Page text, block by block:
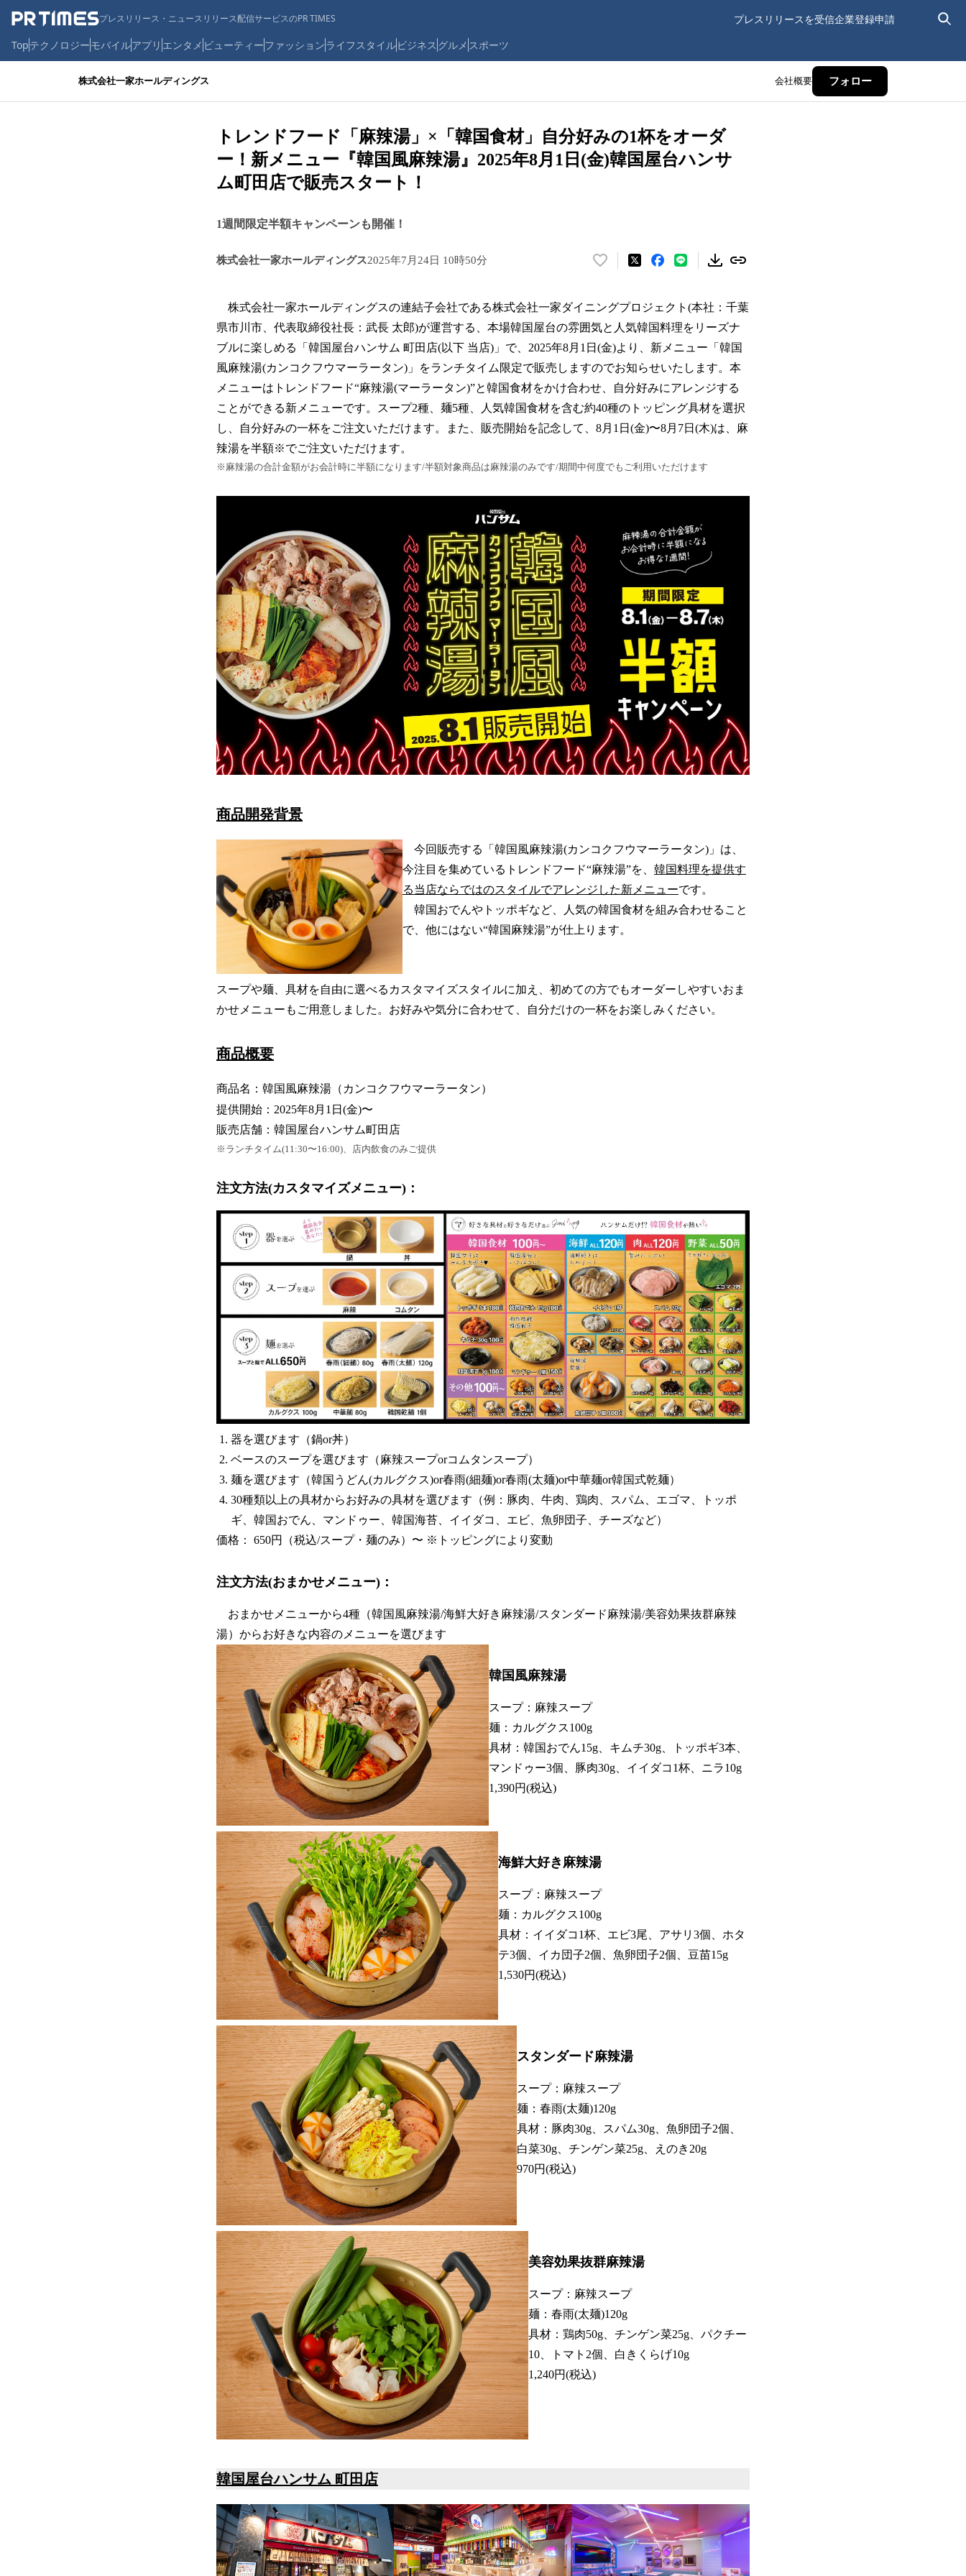
プレスリリース・ニュースリリース配信サービスのPR TIMES プレスリリースを受信企業登録申請
Topテクノロジーモバイルアプリ エンタメ ビューティーファッションライフスタイルビジネス グルメ スポーツ
株式会社一家ホールディングス 会社概要 フォロー
トレンドフード「麻辣湯」×「韓国食材」自分好みの1杯をオーダ
ー！新メニュー『韓国風麻辣湯』2025年8月1日(金)韓国屋台ハンサ
ム町田店で販売スタート！
1週間限定半額キャンペーンも開催！
株式会社一家ホールディングス2025年7月24日 10時50分
い
！
数
を
読
み
込
み
で
株式会社一家ホールディングスの連結子会社である株式会社一家ダイニングプロジェクト(本社：千葉
県市川市、代表取締役社長：武長 太郎)が運営する、本場韓国屋台の雰囲気と人気韓国料理をリーズナ
ブルに楽しめる「韓国屋台ハンサム 町田店(以下 当店)」で、2025年8月1日(金)より、新メニュー「韓国
風麻辣湯(カンコクフウマーラータン)」をランチタイム限定で販売しますのでお知らせいたします。本
メニューはトレンドフード“麻辣湯(マーラータン)”と韓国食材をかけ合わせ、自分好みにアレンジする
ことができる新メニューです。スープ2種、麺5種、人気韓国食材を含む約40種のトッピング具材を選択
し、自分好みの一杯をご注文いただけます。また、販売開始を記念して、8月1日(金)〜8月7日(木)は、麻
辣湯を半額※でご注文いただけます。
※麻辣湯の合計金額がお会計時に半額になります/半額対象商品は麻辣湯のみです/期間中何度でもご利用いただけます
商品開発背景
今回販売する「韓国風麻辣湯(カンコクフウマーラータン)」は、
今注目を集めているトレンドフード“麻辣湯”を、 韓国料理を提供す
る当店ならではのスタイルでアレンジした新メニューです。
韓国おでんやトッポギなど、人気の韓国食材を組み合わせること
で、他にはない“韓国麻辣湯”が仕上ります。
スープや麺、具材を自由に選べるカスタマイズスタイルに加え、初めての方でもオーダーしやすいおま
かせメニューもご用意しました。お好みや気分に合わせて、自分だけの一杯をお楽しみください。
商品概要
商品名：韓国風麻辣湯（カンコクフウマーラータン）
提供開始：2025年8月1日(金)〜
販売店舗：韓国屋台ハンサム町田店
※ランチタイム(11:30〜16:00)、店内飲食のみご提供
注文方法(カスタマイズメニュー)：
器を選びます（鍋or丼）
ベースのスープを選びます（麻辣スープorコムタンスープ）
麺を選びます（韓国うどん(カルグクス)or春雨(細麺)or春雨(太麺)or中華麺or韓国式乾麺）
30種類以上の具材からお好みの具材を選びます（例：豚肉、牛肉、鶏肉、スパム、エゴマ、トッポ
ギ、韓国おでん、マンドゥー、韓国海苔、イイダコ、エビ、魚卵団子、チーズなど）
価格： 650円（税込/スープ・麺のみ）〜 ※トッピングにより変動
注文方法(おまかせメニュー)：
おまかせメニューから4種（韓国風麻辣湯/海鮮大好き麻辣湯/スタンダード麻辣湯/美容効果抜群麻辣
湯）からお好きな内容のメニューを選びます
韓国風麻辣湯
スープ：麻辣スープ
麺：カルグクス100g
具材：韓国おでん15g、キムチ30g、トッポギ3本、
マンドゥー3個、豚肉30g、イイダコ1杯、ニラ10g
1,390円(税込)
海鮮大好き麻辣湯
スープ：麻辣スープ
麺：カルグクス100g
具材：イイダコ1杯、エビ3尾、アサリ3個、ホタ
テ3個、イカ団子2個、魚卵団子2個、豆苗15g
1,530円(税込)
スタンダード麻辣湯
スープ：麻辣スープ
麺：春雨(太麺)120g
具材：豚肉30g、スパム30g、魚卵団子2個、
白菜30g、チンゲン菜25g、えのき20g
970円(税込)
美容効果抜群麻辣湯
スープ：麻辣スープ
麺：春雨(太麺)120g
具材：鶏肉50g、チンゲン菜25g、パクチー
10、トマト2個、白きくらげ10g
1,240円(税込)
韓国屋台ハンサム 町田店